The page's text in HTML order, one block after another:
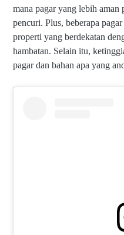
mana pagar yang lebih aman
pencuri. Plus, beberapa
properti yang berdekatan
hambatan. Selain itu,
pagar dan bahan apa yang